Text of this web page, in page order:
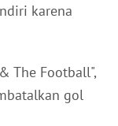
karena
The Football",
gol